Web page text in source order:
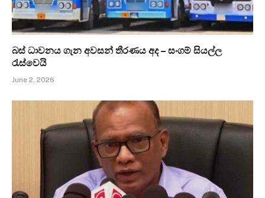
බස් ධාවනය ගැන අවසන් තීරණය අද – සංගම් සියල්ල
රැස්වෙයි
June 2, 2026